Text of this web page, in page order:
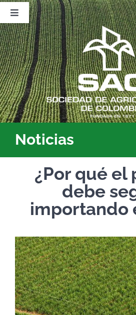
Saltar
contenido
Toggle
Navigation
Nosotros
Publicaciones
Sala de Prensa
Eventos
Noticias
¿Por qué el
debe
importando